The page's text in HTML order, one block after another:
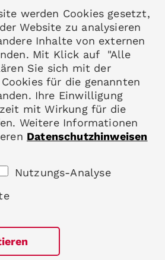
werden Cookies gesetzt,
Website zu analysieren
Inhalte von externen
Mit Klick auf "Alle
Sie sich mit der
für die genannten
Ihre Einwilligung
mit Wirkung für die
Weitere Informationen
Datenschutzhinweisen
Nutzungs-Analyse